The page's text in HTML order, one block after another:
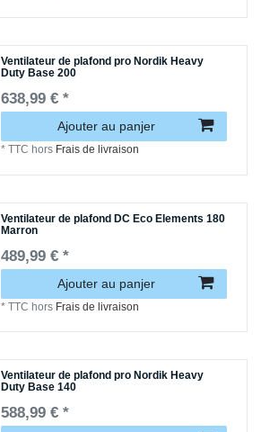
Ventilateur de plafond pro Nordik Heavy
Duty Base 200
638,99 € *
Ajouter au panjer
*TTC hors Frais de livraison
Ventilateur de plafond DC Eco Elements 180
Marron
489,99 € *
Ajouter au panjer
*TTC hors Frais de livraison
Ventilateur de plafond pro Nordik Heavy
Duty Base 140
588,99 € *